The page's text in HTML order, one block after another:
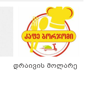
დრაივის მოლარე